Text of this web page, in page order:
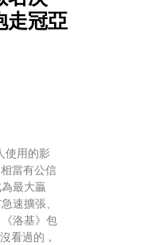
走冠亞
使用的影
當有公信
最大贏
速擴張、
洛基》包
看過的，